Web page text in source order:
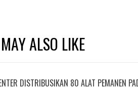
ALSO LIKE
DISTRIBUSIKAN 80 ALAT PEMANEN